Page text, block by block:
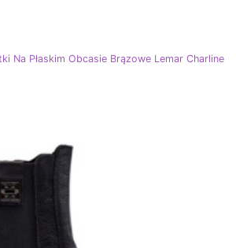
Na Płaskim Obcasie Brązowe Lemar Charline